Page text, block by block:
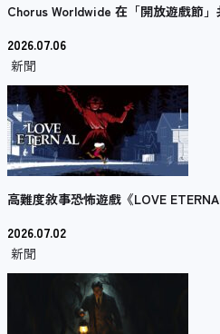
Chorus Worldwide 在「開放遊戲節
2026.07.06
新聞
高難度敘事恐怖遊戲《LOVE
2026.07.02
新聞